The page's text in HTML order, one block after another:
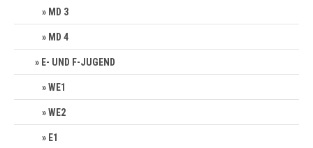
MD 3
MD 4
E- UND F-JUGEND
WE1
WE2
E1